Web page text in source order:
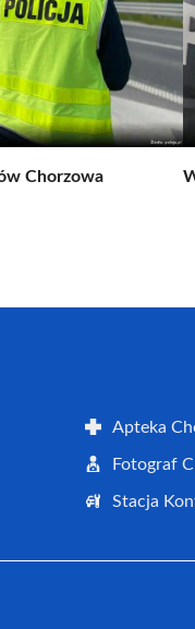
Chorzowa
Apteka
Fotograf
Stacja